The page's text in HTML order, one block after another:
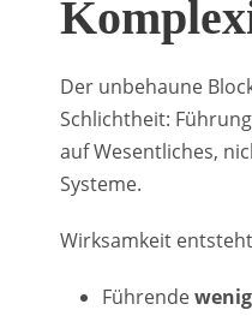
Der unbehaune
Schlichtheit:
auf Wesentliches,
Systeme.
Wirksamkeit
Führende